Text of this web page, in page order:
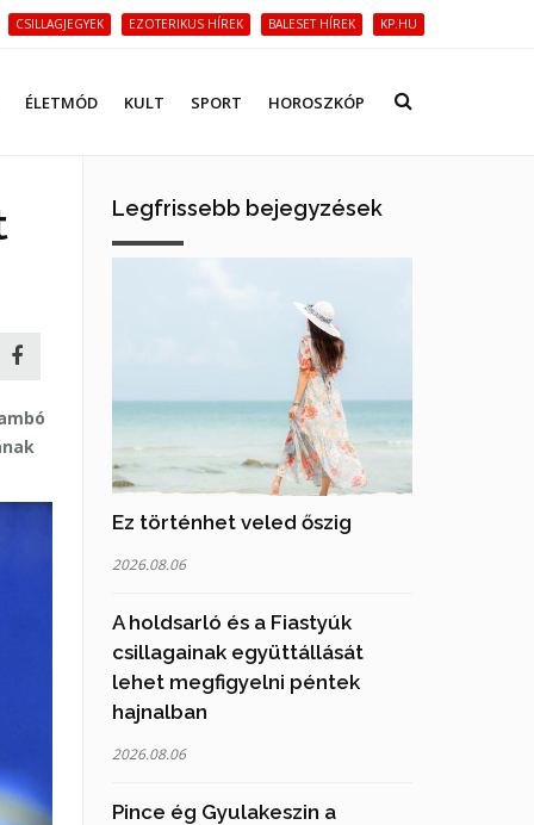
CSILLAGJEGYEK EZOTERIKUS HÍREK BALESET HÍREK KP.HU
ÉLETMÓD KULT SPORT HOROSZKÓP
Legfrissebb bejegyzések
Ez történhet veled őszig
2026.08.06
A holdsarló és a Fiastyúk
csillagainak együttállását
lehet megfigyelni péntek
hajnalban
2026.08.06
Pince ég Gyulakeszin a